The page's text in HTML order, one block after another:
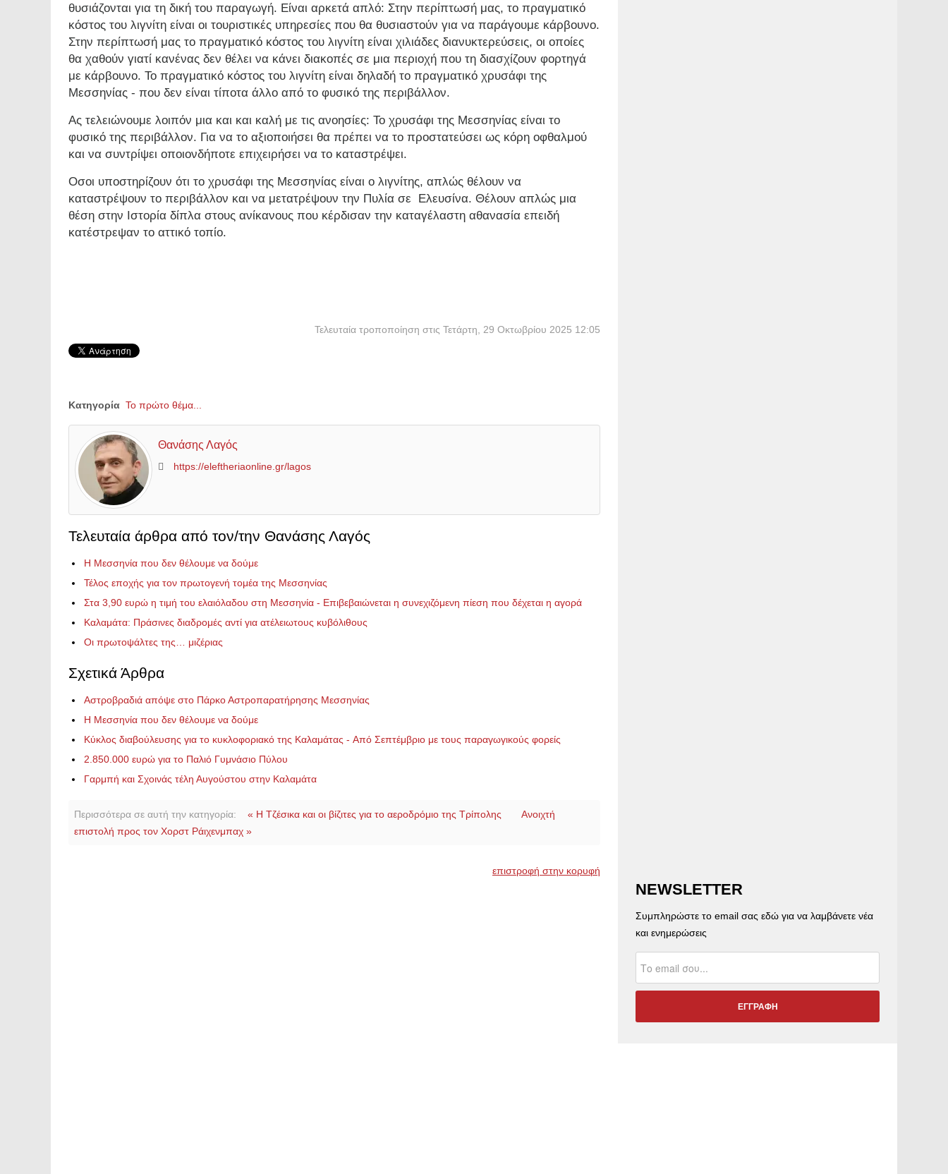
θυσιάζονται για τη δική του παραγωγή. Είναι αρκετά απλό: Στην περίπτωσή μας, το πραγματικό
κόστος του λιγνίτη είναι οι τουριστικές υπηρεσίες που θα θυσιαστούν για να παράγουμε κάρβουνο.
Στην περίπτωσή μας το πραγματικό κόστος του λιγνίτη είναι χιλιάδες διανυκτερεύσεις, οι οποίες
θα χαθούν γιατί κανένας δεν θέλει να κάνει διακοπές σε μια περιοχή που τη διασχίζουν φορτηγά
με κάρβουνο. Το πραγματικό κόστος του λιγνίτη είναι δηλαδή το πραγματικό χρυσάφι της
Μεσσηνίας - που δεν είναι τίποτα άλλο από το φυσικό της περιβάλλον.
Ας τελειώνουμε λοιπόν μια και και καλή με τις ανοησίες: Το χρυσάφι της Μεσσηνίας είναι το
φυσικό της περιβάλλον. Για να το αξιοποιήσει θα πρέπει να το προστατεύσει ως κόρη οφθαλμού
και να συντρίψει οποιονδήποτε επιχειρήσει να το καταστρέψει.
Οσοι υποστηρίζουν ότι το χρυσάφι της Μεσσηνίας είναι ο λιγνίτης, απλώς θέλουν να
καταστρέψουν το περιβάλλον και να μετατρέψουν την Πυλία σε Ελευσίνα. Θέλουν απλώς μια
θέση στην Ιστορία δίπλα στους ανίκανους που κέρδισαν την καταγέλαστη αθανασία επειδή
κατέστρεψαν το αττικό τοπίο.
Τελευταία τροποποίηση στις Τετάρτη, 29 Οκτωβρίου 2025 12:05
Κατηγορία Το πρώτο θέμα...
Θανάσης Λαγός
https://eleftheriaonline.gr/lagos
Τελευταία άρθρα από τον/την Θανάσης Λαγός
Η Μεσσηνία που δεν θέλουμε να δούμε
Τέλος εποχής για τον πρωτογενή τομέα της Μεσσηνίας
Στα 3,90 ευρώ η τιμή του ελαιόλαδου στη Μεσσηνία - Επιβεβαιώνεται η συνεχιζόμενη πίεση που δέχεται η αγορά
Καλαμάτα: Πράσινες διαδρομές αντί για ατέλειωτους κυβόλιθους
Οι πρωτοψάλτες της… μιζέριας
Σχετικά Άρθρα
Αστροβραδιά απόψε στο Πάρκο Αστροπαρατήρησης Μεσσηνίας
Η Μεσσηνία που δεν θέλουμε να δούμε
Κύκλος διαβούλευσης για το κυκλοφοριακό της Καλαμάτας - Aπό Σεπτέμβριο με τους παραγωγικούς φορείς
2.850.000 ευρώ για το Παλιό Γυμνάσιο Πύλου
Γαρμπή και Σχοινάς τέλη Αυγούστου στην Καλαμάτα
Περισσότερα σε αυτή την κατηγορία: « Η Τζέσικα και οι βίζιτες για το αεροδρόμιο της Τρίπολης
Ανοιχτή
επιστολή προς τον Χορστ Ράιχενμπαχ »
επιστροφή στην κορυφή
NEWSLETTER
Συμπληρώστε το email σας εδώ για να λαμβάνετε νέα
και ενημερώσεις